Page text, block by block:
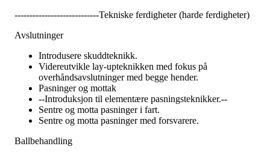
----------------------------Tekniske ferdigheter (harde ferdigheter)
Avslutninger
Introdusere skuddteknikk.
Videreutvikle lay-upteknikken med fokus på
overhåndsavslutninger med begge hender.
Pasninger og mottak
--Introduksjon til elementære pasningsteknikker.--
Sentre og motta pasninger i fart.
Sentre og motta pasninger med forsvarere.
Ballbehandling